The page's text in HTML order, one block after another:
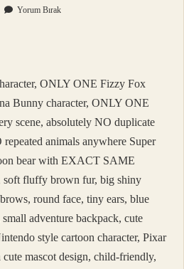
Yorum Bırak
ONLY ONE Fizzy Fox
Bunny character, ONLY ONE
scene, absolutely NO duplicate
animals anywhere Super
bear with EXACT SAME
soft fluffy brown fur, big shiny
round face, tiny ears, blue
adventure backpack, cute
style cartoon character, Pixar
mascot design, child-friendly,